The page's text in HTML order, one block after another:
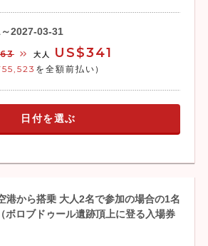
2027-03-31
大人 US$341
を全額前払い)
日付を選ぶ
港から搭乗 大人2名で参加の場合の1名
ボロブドゥール遺跡頂上に登る入場券